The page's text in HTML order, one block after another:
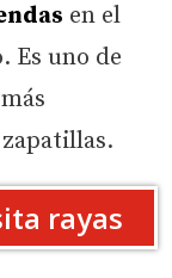
en el
Es uno de
más
rayas